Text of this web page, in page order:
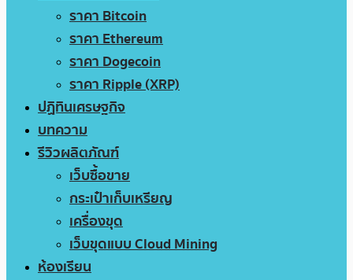
ราคา Bitcoin
ราคา Ethereum
ราคา Dogecoin
ราคา Ripple (XRP)
ปฏิทินเศรษฐกิจ
บทความ
รีวิวผลิตภัณฑ์
เว็บซื้อขาย
กระเป๋าเก็บเหรียญ
เครื่องขุด
เว็บขุดแบบ Cloud Mining
ห้องเรียน